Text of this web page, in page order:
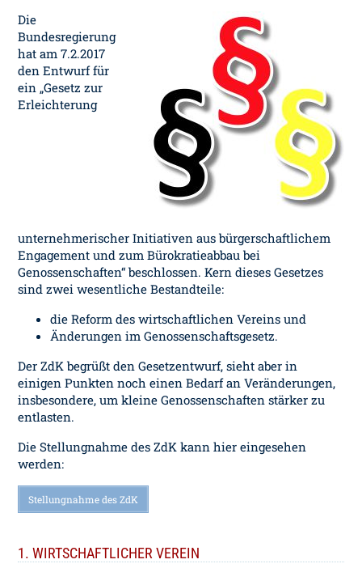
Die
Bundesregierung
hat am 7.2.2017
den Entwurf für
ein „Gesetz zur
Erleichterung
unternehmerischer Initiativen aus bürgerschaftlichem
Engagement und zum Bürokratieabbau bei
Genossenschaften“ beschlossen. Kern dieses Gesetzes
sind zwei wesentliche Bestandteile:
die Reform des wirtschaftlichen Vereins und
Änderungen im Genossenschaftsgesetz.
Der ZdK begrüßt den Gesetzentwurf, sieht aber in
einigen Punkten noch einen Bedarf an Veränderungen,
insbesondere, um kleine Genossenschaften stärker zu
entlasten.
Die Stellungnahme des ZdK kann hier eingesehen
werden:
Stellungnahme des ZdK
1. WIRTSCHAFTLICHER VEREIN